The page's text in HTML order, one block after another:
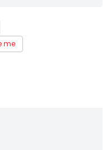
me